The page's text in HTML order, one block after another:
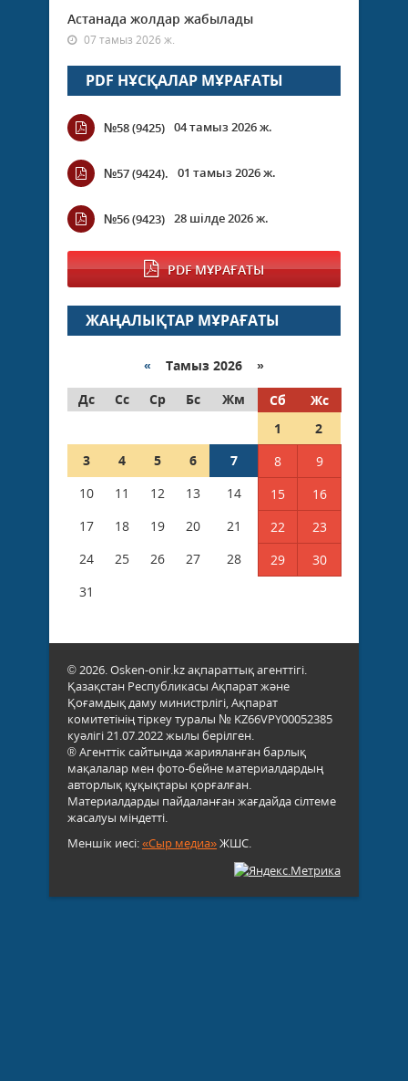
Астанада жолдар жабылады
07 тамыз 2026 ж.
PDF НҰСҚАЛАР МҰРАҒАТЫ
№58 (9425) 04 тамыз 2026 ж.
№57 (9424). 01 тамыз 2026 ж.
№56 (9423) 28 шілде 2026 ж.
PDF МҰРАҒАТЫ
ЖАҢАЛЫҚТАР МҰРАҒАТЫ
« Тамыз 2026 »
Дс
Сс Ср Бс Жм Сб
Жс
1
2
3
4 5 6 7 8
9
10
11 12 13 14 15
16
17
18 19 20 21 22
23
24
25 26 27 28 29
30
31
© 2026. Osken-onir.kz ақпараттық агенттігі.
Қазақстан Республикасы Ақпарат және
Қоғамдық даму министрлігі, Ақпарат
комитетінің тіркеу туралы № KZ66VPY00052385
куәлігі 21.07.2022 жылы берілген.
® Агенттік сайтында жарияланған барлық
мақалалар мен фото-бейне материалдардың
авторлық құқықтары қорғалған.
Материалдарды пайдаланған жағдайда сілтеме
жасалуы міндетті.
Меншік иесі:«Сыр медиа»ЖШС.